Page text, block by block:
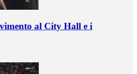
al City Hall e i